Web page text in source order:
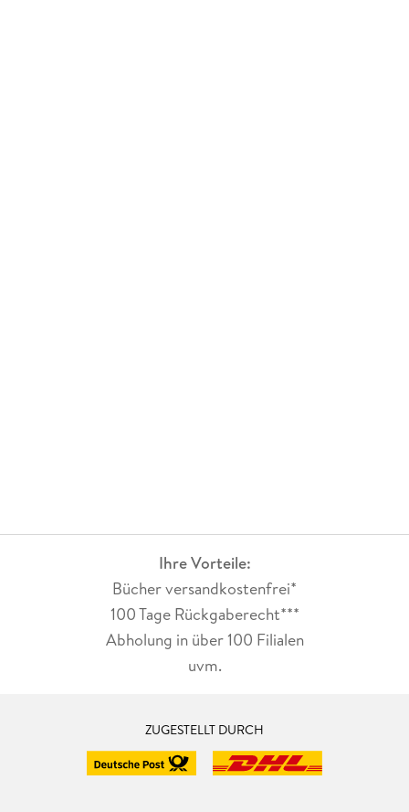
Ihre Vorteile:
Bücher versandkostenfrei*
100 Tage Rückgaberecht***
Abholung in über 100 Filialen
uvm.
ZUGESTELLT DURCH